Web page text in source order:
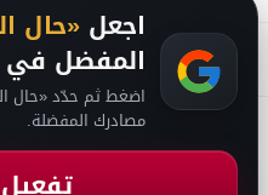
سياسةحقوق الملكية الفكرية DMCA
فريق التحرير
اجعل «حال
المفضل في Google
مصادرك المفضلة.